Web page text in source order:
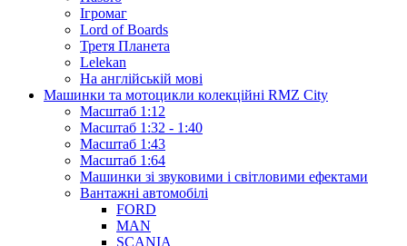
Ігромаг
Lord of Boards
Третя Планета
Lelekan
На англійській мові
Машинки та мотоцикли колекційні RMZ City
Масштаб 1:12
Масштаб 1:32 - 1:40
Масштаб 1:43
Масштаб 1:64
Машинки зі звуковими і світловими ефектами
Вантажні автомобілі
FORD
MAN
SCANIA